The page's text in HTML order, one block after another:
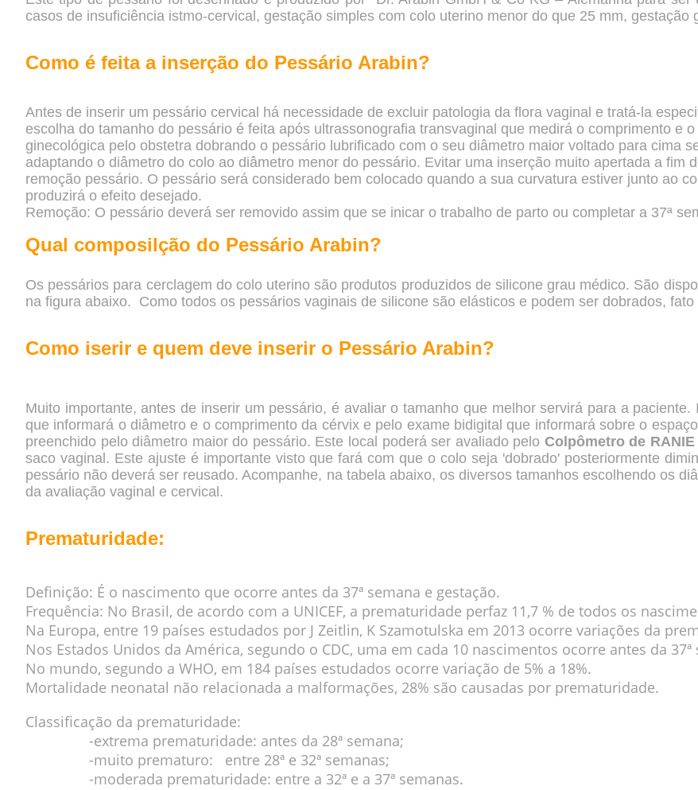
casos de insuficiência istmo-cervical, gestação simples com colo uterino menor do que 25 mm, gestação
Como é feita a inserção do Pessário Arabin?
Antes de inserir um pessário cervical há necessidade de excluir patologia da flora vaginal e tratá-la
escolha do tamanho do pessário é feita após ultrassonografia transvaginal que medirá o comprimento e
ginecológica pelo obstetra dobrando o pessário lubrificado com o seu diâmetro maior voltado para cima
adaptando o diâmetro do colo ao diâmetro menor do pessário. Evitar uma inserção muito apertada a fim
remoção pessário. O pessário será considerado bem colocado quando a sua curvatura estiver junto ao
produzirá o efeito desejado.
Remoção: O pessário deverá ser removido assim que se inicar o trabalho de parto ou completar a 37ª
Qual composilção do Pessário Arabin?
Os pessários para cerclagem do colo uterino são produtos produzidos de silicone grau médico. São
na figura abaixo. Como todos os pessários vaginais de silicone são elásticos e podem ser dobrados,
Como iserir e quem deve inserir o Pessário Arabin?
Muito importante, antes de inserir um pessário, é avaliar o tamanho que melhor servirá para a
que informará o diâmetro e o comprimento da cérvix e pelo exame bidigital que informará sobre o
preenchido pelo diâmetro maior do pessário. Este local poderá ser avaliado pelo Colpômetro de RANIE
saco vaginal. Este ajuste é importante visto que fará com que o colo seja 'dobrado' posteriormente
pessário não deverá ser reusado. Acompanhe, na tabela abaixo, os diversos tamanhos escolhendo os
da avaliação vaginal e cervical.
Prematuridade:
Definição: É o nascimento que ocorre antes da 37ª semana e gestação.
Frequência: No Brasil, de acordo com a UNICEF, a prematuridade perfaz 11,7 % de todos os
Na Europa, entre 19 países estudados por J Zeitlin, K Szamotulska em 2013 ocorre variações da
Nos Estados Unidos da América, segundo o CDC, uma em cada 10 nascimentos ocorre antes da 37ª
No mundo, segundo a WHO, em 184 países estudados ocorre variação de 5% a 18%.
Mortalidade neonatal não relacionada a malformações, 28% são causadas por prematuridade.
Classificação da prematuridade:
-extrema prematuridade: antes da 28ª semana;
-muito prematuro: entre 28ª e 32ª semanas;
-moderada prematuridade: entre a 32ª e a 37ª semanas.